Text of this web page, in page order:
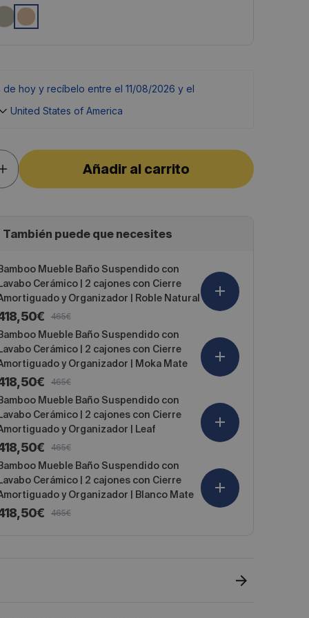
de hoy y recíbelo entre el 11/08/2026 y el
United States of America
Aumentar
cantidad
de
Baño
Puertas
con
Textura
Cierre
Amortiguado
|
140
x
x
31,9cm
Roble
Natural
Añadir al carrito
También puede que necesites
Mueble Baño Suspendido con
Lavabo Cerámico | 2 cajones con Cierre
y Organizador | Roble Natural
465€
Mueble Baño Suspendido con
Lavabo Cerámico | 2 cajones con Cierre
y Organizador | Moka Mate
465€
Mueble Baño Suspendido con
Lavabo Cerámico | 2 cajones con Cierre
y Organizador | Leaf
465€
Mueble Baño Suspendido con
Lavabo Cerámico | 2 cajones con Cierre
y Organizador | Blanco Mate
465€